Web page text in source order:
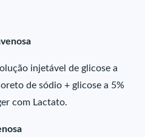
injetável de glicose a
de sódio + glicose a 5%
com Lactato.